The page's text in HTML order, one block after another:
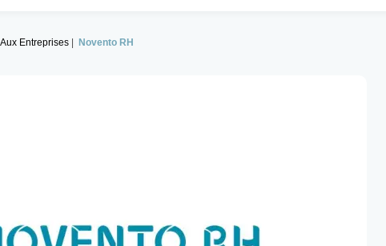
Entreprises Novento RH